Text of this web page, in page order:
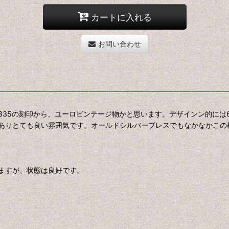
カートに入れる
お問い合わせ
の刻印から、ユーロビンテージ物かと思います。デザインン的に
とても良い雰囲気です。オールドシルバーブレスでもなかなかこ
すが、状態は良好です。